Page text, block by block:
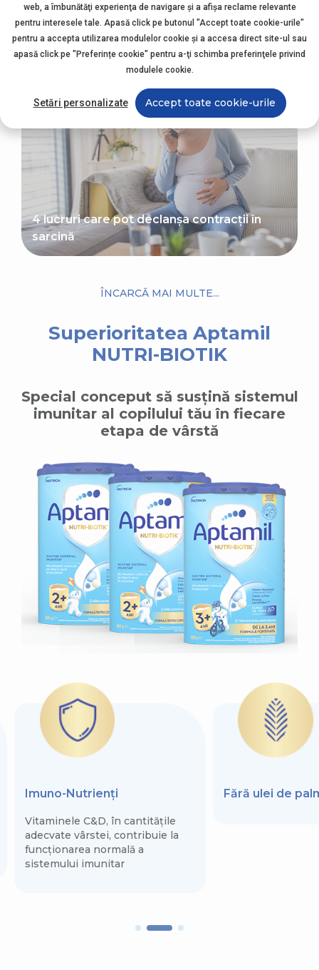
Pregătirea pentru naștere: poziția
bebelușului în burtică
4 lucruri care pot declanșa contracții în
sarcină
ÎNCARCĂ MAI MULTE...
Superioritatea Aptamil
NUTRI-BIOTIK
Special conceput să susțină sistemul
imunitar al copilului tău în fiecare
etapa de vârstă
Imuno-Nutrienți
Vitaminele C&D, în cantitățile
adecvate vârstei, contribuie la
funcționarea normală a
sistemului imunitar
Fără ulei de
web, a îmbunătăţi experienţa de navigare şi a afişa reclame relevante
pentru interesele tale. Apasă click pe butonul "Accept toate cookie-urile"
pentru a accepta utilizarea modulelor cookie şi a accesa direct site-ul sau
apasă click pe "Preferințe cookie" pentru a-ţi schimba preferinţele privind
modulele cookie.
Setări personalizate Accept toate cookie-urile